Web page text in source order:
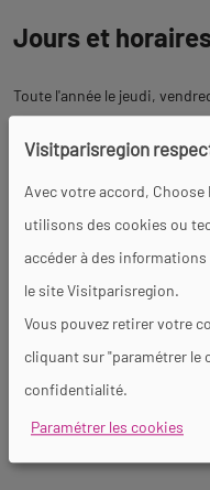
Jours et
Toute l'année le jeudi,
Selon la programmation.
Activités
Visitparisregion
Avec votre accord,
utilisons des cookies ou
accéder à des
le site Visitparisregion.
Vous pouvez retirer votre
cliquant sur "paramétrer le
confidentialité.
Paramétrer les cookies